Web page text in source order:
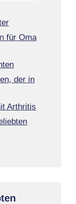
für Oma
der in
Arthritis